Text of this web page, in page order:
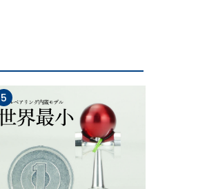
装のまま、革を知り尽く
ォレットです。
5